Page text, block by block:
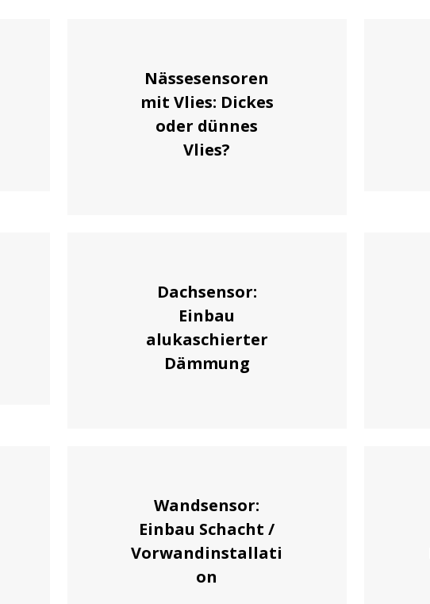
Nässesensoren
mit Vlies: Dickes
oder dünnes
Vlies?
Dachsensor:
Einbau
alukaschierter
Dämmung
Wandsensor:
Einbau Schacht /
Vorwandinstallati
on